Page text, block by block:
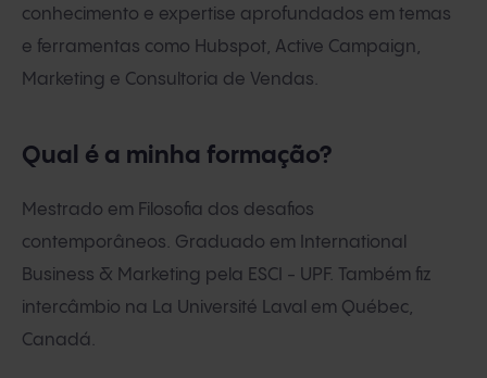
conhecimento e expertise aprofundados em temas
e ferramentas como Hubspot, Active Campaign,
Marketing e Consultoria de Vendas.
Qual é a minha formação?
Mestrado em Filosofia dos desafios
contemporâneos. Graduado em International
Business & Marketing pela ESCI - UPF. Também fiz
intercâmbio na La Université Laval em Québec,
Canadá.